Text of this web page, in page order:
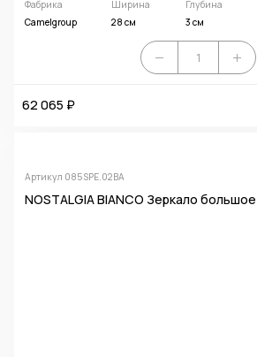
Фабрика
Camelgroup
Ширина
28 см
Глубина
3 см
62 065 ₽
Артикул 085SPE.02BA
NOSTALGIA BIANCO Зеркало большое